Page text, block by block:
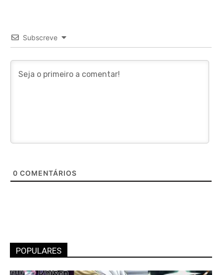
Subscreve
0 COMENTÁRIOS
POPULARES